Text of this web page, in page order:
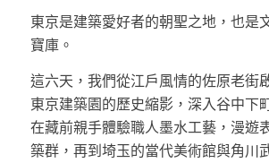
東京是建築愛好者的朝聖之地，也是
寶庫。
這六天，我們從江戶風情的佐原老街
東京建築園的歷史縮影，深入谷中下
在藏前親手體驗職人墨水工藝，漫遊
築群，再到埼玉的當代美術館與角川